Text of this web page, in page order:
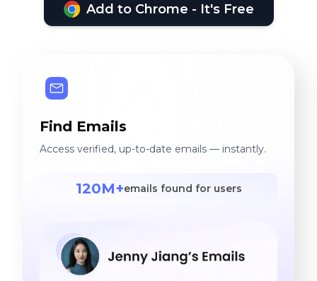
Add to Chrome - It's Free
Find Emails
Access verified, up-to-date emails — instantly.
120M+emails found for users